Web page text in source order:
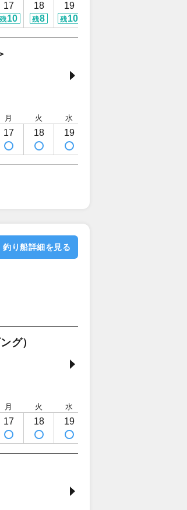
17
残10
18
残8
19
残10
月
17
火
18
水
19
釣り船詳細を見る
グ）
月
17
火
18
水
19